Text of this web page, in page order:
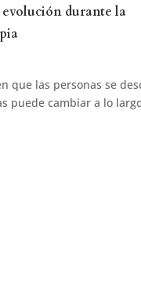
durante la
que las personas se
puede cambiar a lo